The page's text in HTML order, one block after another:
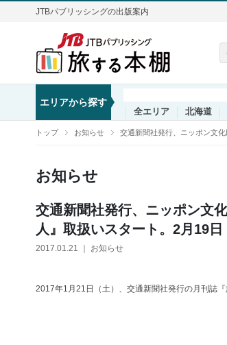
JTBパブリッシングの出版案内
エリアから探す
全エリア
北海道
トップ お知らせ 交通新聞社発行、ニッポン文
お知らせ
交通新聞社発行、ニッポン文
人』取扱いスタート。2月19
2017.01.21 ｜ お知らせ
2017年1月21日（土）、交通新聞社発行の月刊誌